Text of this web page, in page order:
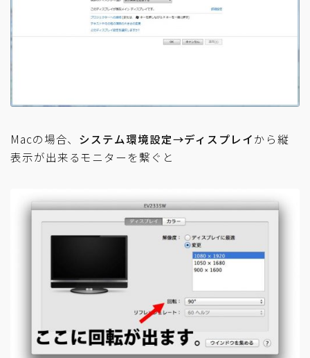
Macの場合、 システム環境設定→ディスプレイから縦
表示が出来るモニターを繋ぐと